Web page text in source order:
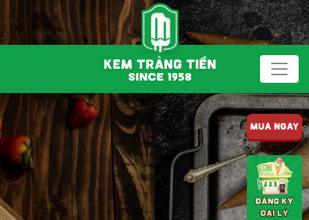
MUA NGAY